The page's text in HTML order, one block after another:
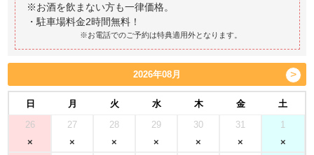
※お酒を飲まない方も一律価格。
※お電話でのご予約は特典適用外となります。
2026年08月
日 月 火 水 木 金
土
26
27 28 29 30 31 1